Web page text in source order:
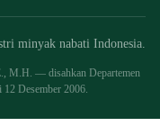
minyak nabati Indonesia.
M.H. — disahkan Departemen
Desember 2006.